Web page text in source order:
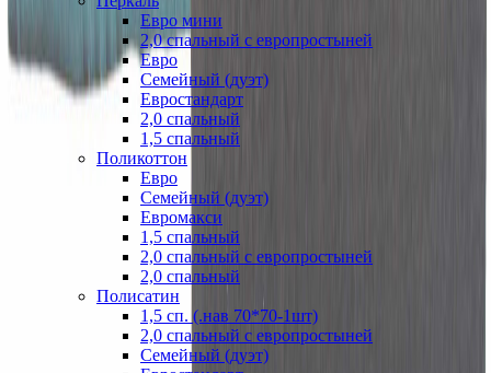
Евро мини
2,0 спальный с европростыней
Евро
Семейный (дуэт)
Евростандарт
2,0 спальный
1,5 спальный
Поликоттон
Евро
Семейный (дуэт)
Евромакси
1,5 спальный
2,0 спальный с европростыней
2,0 спальный
Полисатин
1,5 сп. (.нав 70*70-1шт)
2,0 спальный с европростыней
Семейный (дуэт)